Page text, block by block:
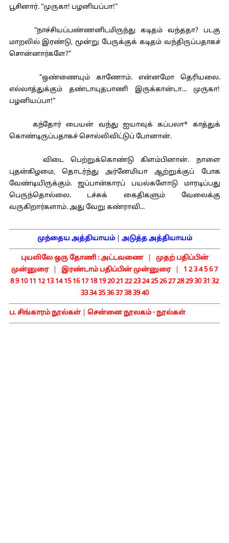
பூசினார். “முருகா! பழனியப்பா!”
“நாச்சியப்பண்ணனிடமிருந்து கடிதம் வந்ததா? படகு
மாறலில் இரண்டு, மூன்று பேருக்குக் கடிதம் வந்திருப்பதாகச்
சொன்னார்களே?”
“ஒண்ணையும் காணோம். என்னமோ தெரியலை.
எல்லாத்துக்கும் தண்டாயுதபாணி இருக்கான்டா... முருகா!
பழனியப்பா!”
கந்தோர் பையன் வந்து ஐயாவுக் கப்பலா* காத்துக்
கொண்டிருப்பதாகச் சொல்லிவிட்டுப் போனான்.
விடை பெற்றுக்கொண்டு கிளம்பினான். நாளை
புதன்கிழமை, தொடர்ந்து அர்னேமியா ஆற்றுக்குப் போக
வேண்டியிருக்கும். ஜப்பான்காரப் பயல்களோடு மாரடிப்பது
பெருந்தொல்லை. டச்சுக் கைதிகளும் வேலைக்கு
வருகிறார்களாம். அது வேறு கண்ராவி...
முந்தைய அத்தியாயம்| அடுத்த அத்தியாயம்
புயலிலே ஒரு தோணி :அட்டவணை
முதற் பதிப்பின்
முன்னுரை
இரண்டாம் பதிப்பின் முன்னுரை 1 234567
891011 12131415161718192021 22232425262728293031 32
3334353637383940
ப. சிங்காரம் நூல்கள்| சென்னை நூலகம் - நூல்கள்